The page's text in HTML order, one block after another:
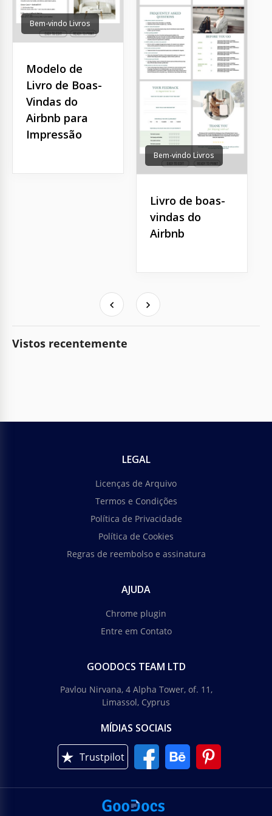
Bem-vindo Livros
Modelo de
Livro de Boas-
Vindas do
Airbnb para
Impressão
Bem-vindo Livros
Livro de boas-
vindas do
Airbnb
Vistos recentemente
LEGAL
Licenças de Arquivo
Termos e Condições
Política de Privacidade
Política de Cookies
Regras de reembolso e assinatura
AJUDA
Chrome plugin
Entre em Contato
GOODOCS TEAM LTD
Pavlou Nirvana, 4 Alpha Tower, of. 11,
Limassol, Cyprus
MÍDIAS SOCIAIS
Trustpilot